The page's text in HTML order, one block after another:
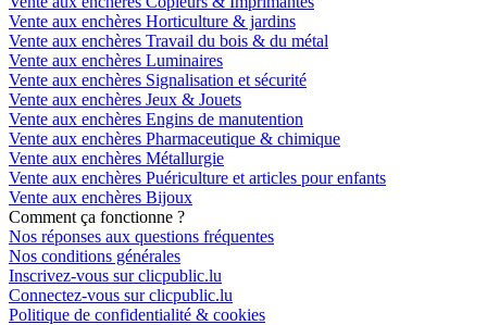
Vente aux enchères Horticulture & jardins
Vente aux enchères Travail du bois & du métal
Vente aux enchères Luminaires
Vente aux enchères Signalisation et sécurité
Vente aux enchères Jeux & Jouets
Vente aux enchères Engins de manutention
Vente aux enchères Pharmaceutique & chimique
Vente aux enchères Métallurgie
Vente aux enchères Puériculture et articles pour enfants
Vente aux enchères Bijoux
Comment ça fonctionne ?
Nos réponses aux questions fréquentes
Nos conditions générales
Inscrivez-vous sur clicpublic.lu
Connectez-vous sur clicpublic.lu
Politique de confidentialité & cookies